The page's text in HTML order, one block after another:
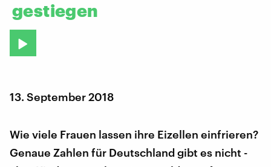
gestiegen
13. September 2018
Wie viele Frauen lassen ihre Eizellen einfrieren?
Genaue Zahlen für Deutschland gibt es nicht -